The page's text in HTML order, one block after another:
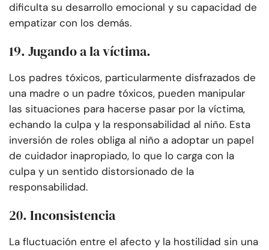
dificulta su desarrollo emocional y su capacidad de
empatizar con los demás.
19. Jugando a la víctima.
Los padres tóxicos, particularmente disfrazados de
una madre o un padre tóxicos, pueden manipular
las situaciones para hacerse pasar por la víctima,
echando la culpa y la responsabilidad al niño. Esta
inversión de roles obliga al niño a adoptar un papel
de cuidador inapropiado, lo que lo carga con la
culpa y un sentido distorsionado de la
responsabilidad.
20. Inconsistencia
La fluctuación entre el afecto y la hostilidad sin una